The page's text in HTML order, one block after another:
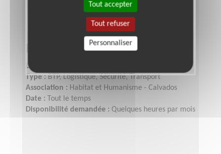
Bricoleur accompagnant
Lieu :
Type :BTP, Logistique, Sécurité, Transport
Association : Habitat et Humanisme - Calvados
Date :
Tout le temps
Disponibilité demandée : Quelques heures par mois
Tout accepter
Tout refuser
Personnaliser